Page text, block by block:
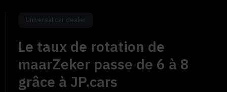
Universal car dealer
Le taux de rotation de
maarZeker passe de 6 à 8
grâce à JP.cars